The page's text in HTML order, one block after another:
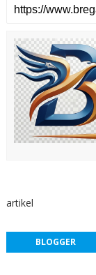
artikel
BLOGGER